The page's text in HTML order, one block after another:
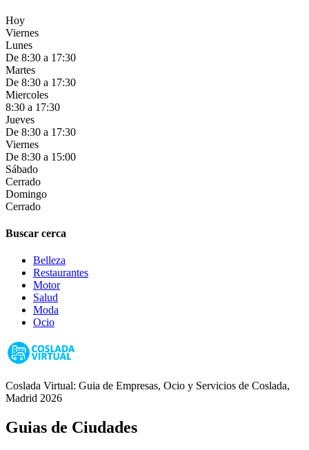
Hoy
Viernes
Lunes
De 8:30 a 17:30
Martes
De 8:30 a 17:30
Miercoles
8:30 a 17:30
Jueves
De 8:30 a 17:30
Viernes
De 8:30 a 15:00
Sábado
Cerrado
Domingo
Cerrado
Buscar cerca
Belleza
Restaurantes
Motor
Salud
Moda
Ocio
Coslada Virtual: Guia de Empresas, Ocio y Servicios de Coslada,
Madrid 2026
Guias de Ciudades